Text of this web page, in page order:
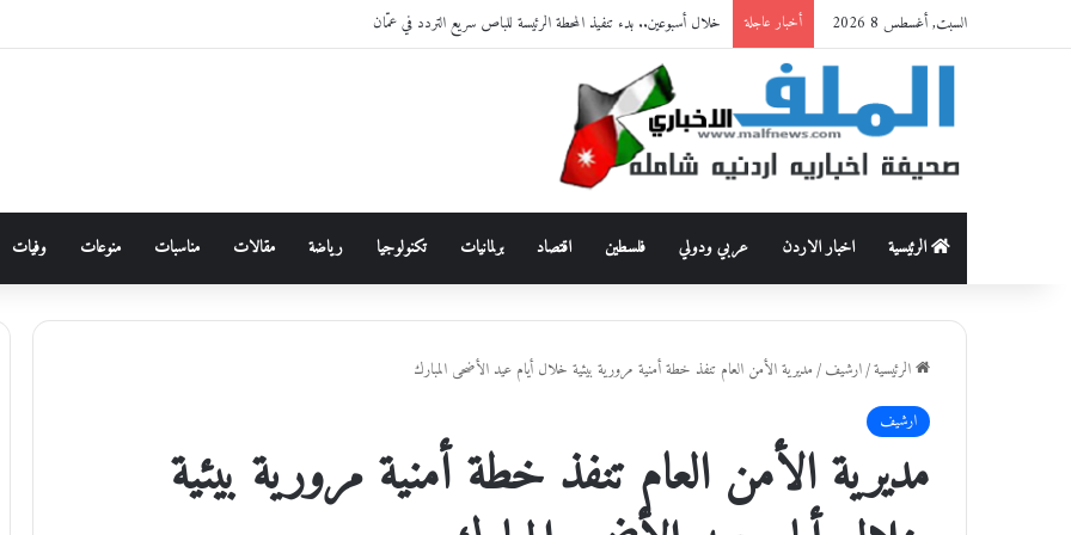
السبت, أغسطس 8 2026 أخبار عاجلة 70 ألفا يؤدون صلاة الجمعة في المسجد الأقصى
الرئيسية اخبار الاردن عربي ودولي فلسطين اقتصاد برلمانيات تكنولوجيا رياضة مقالات مناسبات منوعات وفيات
الرئيسية/ارشيف/مديرية الأمن العام تنفذ خطة أمنية مرورية بيئية خلال أيام عيد الأضحى المبارك
ارشيف
مديرية الأمن العام تنفذ خطة أمنية مرورية بيئية